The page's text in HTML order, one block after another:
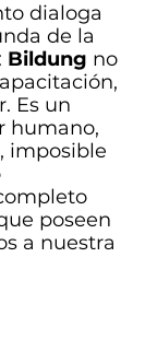
dialoga
de la
Bildung no
Es un
humano,
imposible
poseen
a nuestra